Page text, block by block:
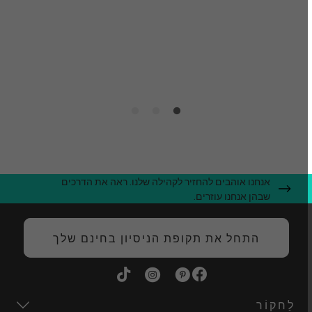
אנחנו אוהבים להחזיר לקהילה שלנו. ראה את הדרכים
שבהן אנחנו עוזרים.
התחל את תקופת הניסיון בחינם שלך
לַחקוֹר